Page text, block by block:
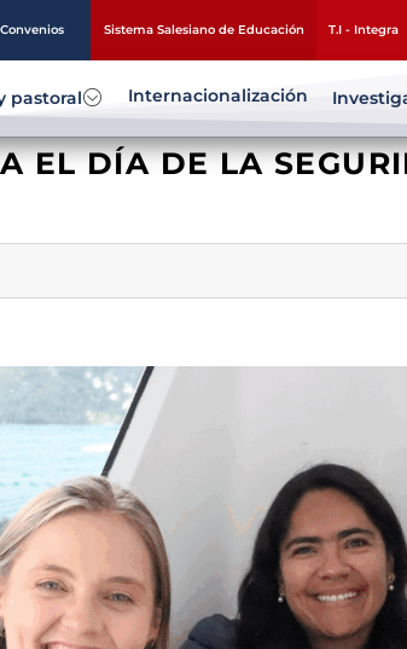
Convenios Sistema Salesiano de Educación T.I - Integra
pastoral Internacionalización
EL DÍA DE LA